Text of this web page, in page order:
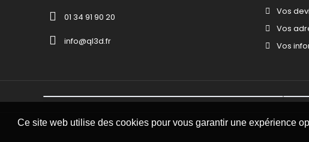
Ce site web utilise des cookies pour vous garantir une expérience
01 34 91 90 20
info@ql3d.fr
Vos
Vos
Vos